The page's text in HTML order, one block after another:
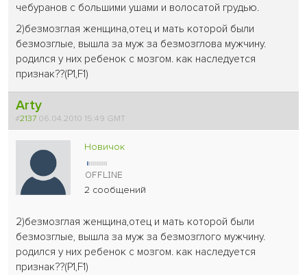
чебуранов с большими ушами и волосатой грудью.
2)безмозглая женщина,отец и мать которой были
безмозглые, вышла за муж за безмозглова мужчину.
родился у них ребенок с мозгом. как наследуется
признак??(P1,F1)
Arty
#2137 06.04.2010 15:49 GMT
Новичок
2 сообщений
2)безмозглая женщина,отец и мать которой были
безмозглые, вышла за муж за безмозглого мужчину.
родился у них ребенок с мозгом. как наследуется
признак??(P1,F1)